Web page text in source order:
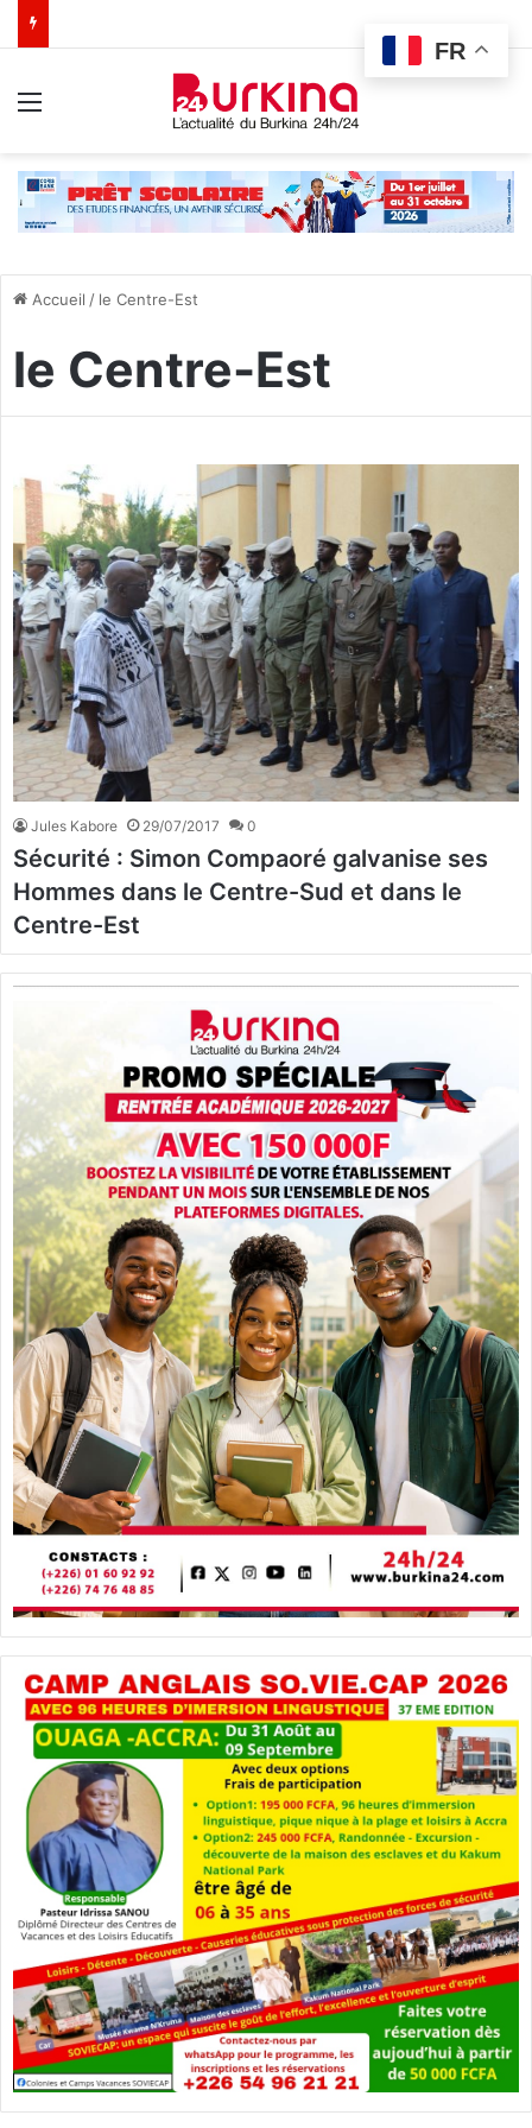
Accueil / le Centre-Est
le Centre-Est
Jules Kabore 29/07/2017 0
Sécurité : Simon Compaoré galvanise ses
Hommes dans le Centre-Sud et dans le
Centre-Est
FR